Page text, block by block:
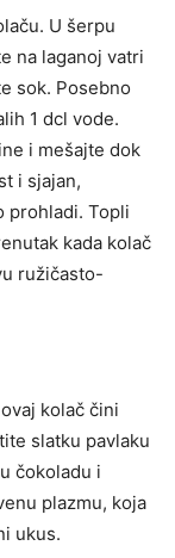
U šerpu
na laganoj vatri
sok. Posebno
1 dcl vode.
i mešajte dok
i sjajan,
prohladi. Topli
kada kolač
ružičasto-
kolač čini
slatku pavlaku
čokoladu i
plazmu, koja
ukus.